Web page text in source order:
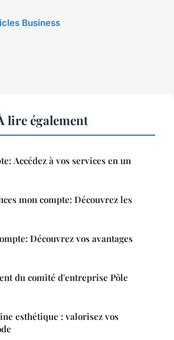
Business
lire également
Accédez à vos services en un
mon compte: Découvrez les
Découvrez vos avantages
du comité d'entreprise Pôle
esthétique : valorisez vos